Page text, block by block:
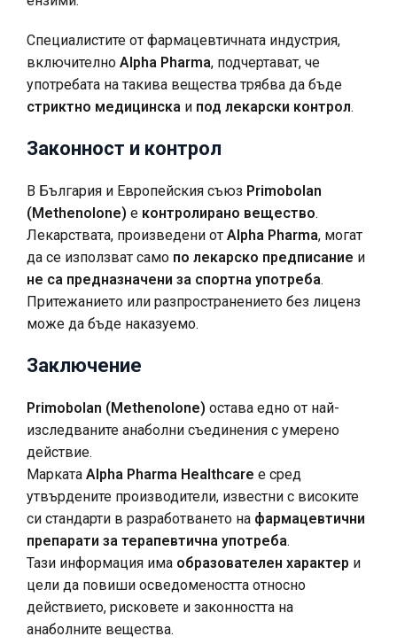
Специалистите от фармацевтичната индустрия,
включително Alpha Pharma, подчертават, че
употребата на такива вещества трябва да бъде
стриктно медицинска и под лекарски контрол.
Законност и контрол
В България и Европейския съюз Primobolan
(Methenolone) е контролирано вещество.
Лекарствата, произведени от Alpha Pharma, могат
да се използват само по лекарско предписание и
не са предназначени за спортна употреба.
Притежанието или разпространението без лиценз
може да бъде наказуемо.
Заключение
Primobolan (Methenolone) остава едно от най-
изследваните анаболни съединения с умерено
действие.
Марката Alpha Pharma Healthcare е сред
утвърдените производители, известни с високите
си стандарти в разработването на фармацевтични
препарати за терапевтична употреба.
Тази информация има образователен характер и
цели да повиши осведомеността относно
действието, рисковете и законността на
анаболните вещества.